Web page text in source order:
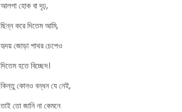
আলগা হোক বা দৃঢ়,
ছিন্ন করে দিতেম আমি,
হৃদয় জোড়া পাথর চেপেও
দিতেম হতে বিচ্ছেদ।
কিন্তু কোনও বন্ধন যে নেই,
তাই তো জানি না কেমনে